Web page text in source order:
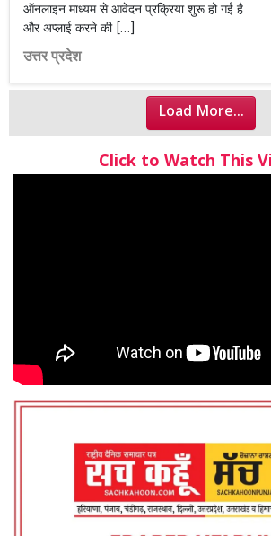
ऑनलाइन माध्यम से आवेदन प्रक्रिया शुरू हो गई है
और अप्लाई करने की […]
उत्तर प्रदेश
Load More...
Click to Watch This